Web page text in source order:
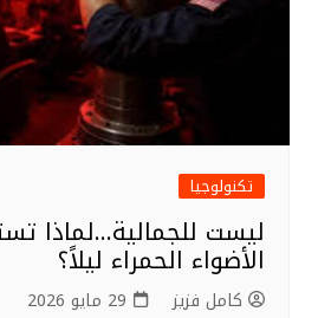
تكنولوجيا
ليست للجمالية…لماذا
الأضواء الحمراء ليلاً؟
كامل فزيز 29 مايو 2026